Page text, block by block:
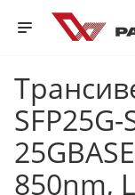
SFP25G-
850nm,